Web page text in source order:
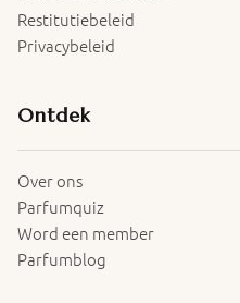
Restitutiebeleid
Privacybeleid
Ontdek
Over ons
Parfumquiz
Word een member
Parfumblog